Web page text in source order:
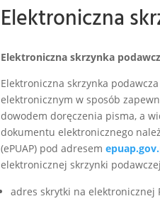
Elektroniczna
Elektroniczna skrzynka
Elektroniczna skrzynka
elektronicznym w sposób
dowodem doręczenia pisma, a
dokumentu elektronicznego
(ePUAP) pod adresem
elektronicznej skrzynki
adres skrytki na elektronicznej